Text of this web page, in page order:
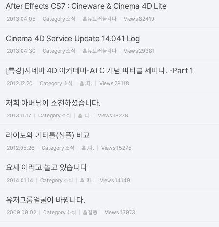
After Effects CS7 : Cineware & Cinema 4D Lite
2013.04.05 Category소식 뉴트러블지나 Views82419
Cinema 4D Service Update 14.041 Log
2013.04.30 Category소식 뉴트러블지나 Views 29381
[특강]시네마 4D 아카데미-ATC 기념 파티클 세미나. -Part 1
2012.12.20 Category소식 .피. Views 28118
저희 아버님이 소천하셨습니다.
2013.11.17 Category소식 .피. Views18278
라이노와 기타툴(심플) 비교
2012.05.26 Category소식 .피. Views15275
요새 이러고 놀고 있습니다.
2014.01.14 Category소식 .피. Views14149
유저그룹얼굴이 바뀝니다.
2009.09.02 Category소식 길동 Views13973